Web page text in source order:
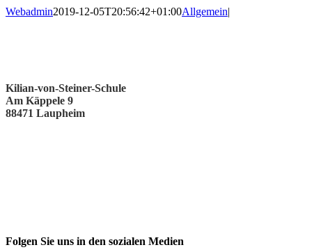
Webadmin2019-12-05T20:56:42+01:00Allgemein|
Kilian-von-Steiner-Schule
Am Käppele 9
88471 Laupheim
Folgen Sie uns in den sozialen Medien